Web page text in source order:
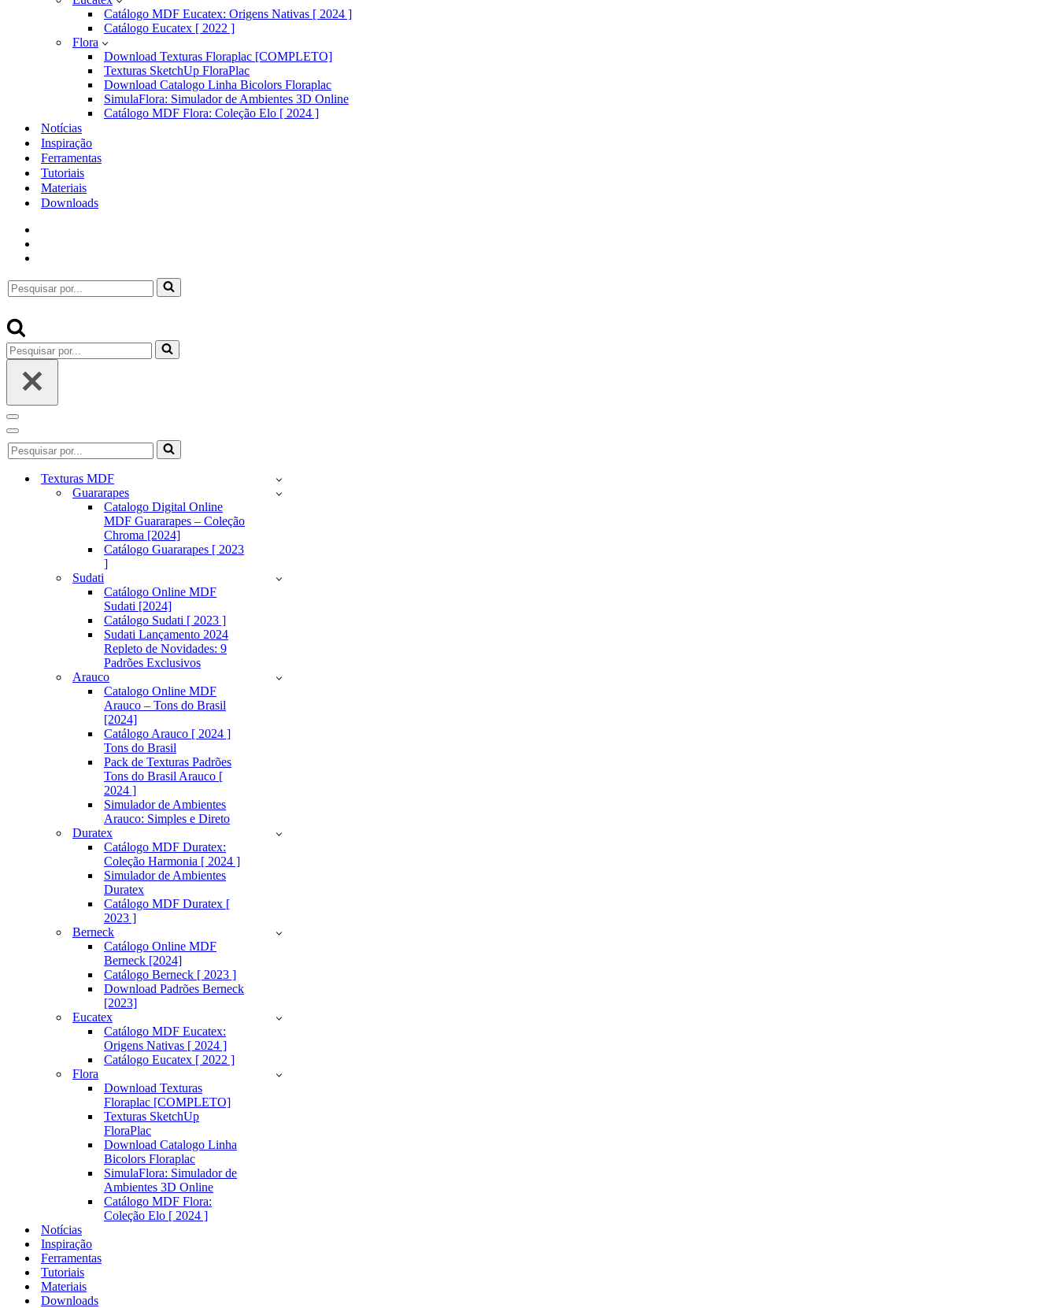
Catálogo MDF Eucatex: Origens Nativas [ 2024 ]
Catálogo Eucatex [ 2022 ]
Flora
Download Texturas Floraplac [COMPLETO]
Texturas SketchUp FloraPlac
Download Catalogo Linha Bicolors Floraplac
SimulaFlora: Simulador de Ambientes 3D Online
Catálogo MDF Flora: Coleção Elo [ 2024 ]
Notícias
Inspiração
Ferramentas
Tutoriais
Materiais
Downloads
Pesquisar
por...
Pesquisar
por...
Menu
de
navegação
Menu
de
navegação
Pesquisar
por...
Texturas MDF
Guararapes
Catalogo Digital Online
MDF Guararapes – Coleção
Chroma [2024]
Catálogo Guararapes [ 2023
]
Sudati
Catálogo Online MDF
Sudati [2024]
Catálogo Sudati [ 2023 ]
Sudati Lançamento 2024
Repleto de Novidades: 9
Padrões Exclusivos
Arauco
Catalogo Online MDF
Arauco – Tons do Brasil
[2024]
Catálogo Arauco [ 2024 ]
Tons do Brasil
Pack de Texturas Padrões
Tons do Brasil Arauco [
2024 ]
Simulador de Ambientes
Arauco: Simples e Direto
Duratex
Catálogo MDF Duratex:
Coleção Harmonia [ 2024 ]
Simulador de Ambientes
Duratex
Catálogo MDF Duratex [
2023 ]
Berneck
Catálogo Online MDF
Berneck [2024]
Catálogo Berneck [ 2023 ]
Download Padrões Berneck
[2023]
Eucatex
Catálogo MDF Eucatex:
Origens Nativas [ 2024 ]
Catálogo Eucatex [ 2022 ]
Flora
Download Texturas
Floraplac [COMPLETO]
Texturas SketchUp
FloraPlac
Download Catalogo Linha
Bicolors Floraplac
SimulaFlora: Simulador de
Ambientes 3D Online
Catálogo MDF Flora:
Coleção Elo [ 2024 ]
Notícias
Inspiração
Ferramentas
Tutoriais
Materiais
Downloads